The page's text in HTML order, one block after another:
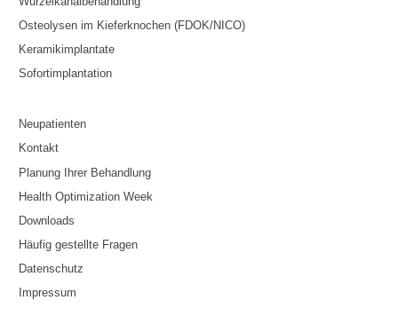
Osteolysen im Kieferknochen (FDOK/NICO)
Keramikimplantate
Sofortimplantation
Neupatienten
Kontakt
Planung Ihrer Behandlung
Health Optimization Week
Downloads
Häufig gestellte Fragen
Datenschutz
Impressum